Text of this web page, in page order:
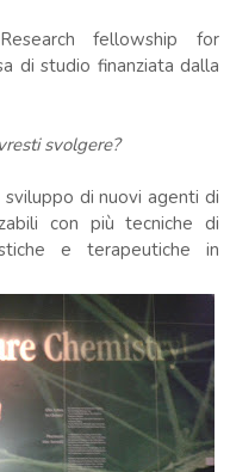
fellowship for
di studio finanziata dalla
svolgere?
di nuovi agenti di
con più tecniche di
e terapeutiche in